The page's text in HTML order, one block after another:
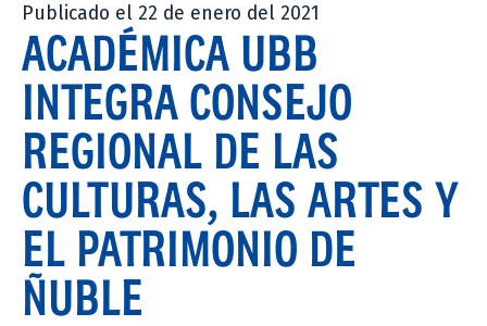
Publicado el 22 de enero del 2021
ACADÉMICA UBB
INTEGRA CONSEJO
REGIONAL DE LAS
CULTURAS, LAS ARTES Y
EL PATRIMONIO DE
ÑUBLE